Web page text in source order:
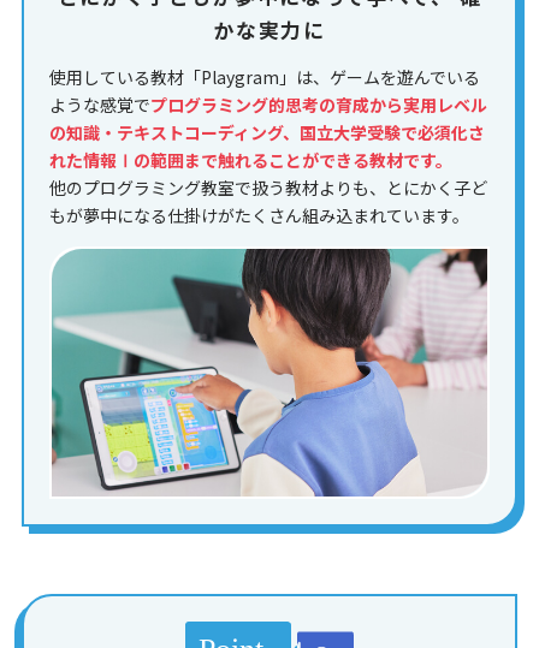
かな実力に
使用している教材「Playgram」は、ゲームを遊んでいる
ような感覚でプログラミング的思考の育成から実用レベル
の知識・テキストコーディング、国立大学受験で必須化さ
れた情報Ⅰの範囲まで触れることができる教材です。
他のプログラミング教室で扱う教材よりも、とにかく子ど
もが夢中になる仕掛けがたくさん組み込まれています。